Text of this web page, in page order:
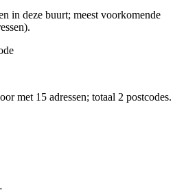
in deze buurt; meest voorkomende
met 15 adressen; totaal 2 postcodes.